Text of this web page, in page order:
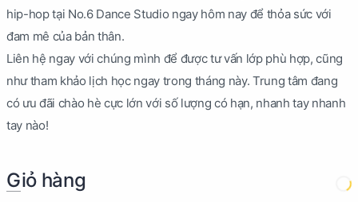
hip-hop tại No.6 Dance Studio ngay hôm nay để thỏa sức với
đam mê của bản thân.
Liên hệ ngay với chúng mình để được tư vấn lớp phù hợp, cũng
như tham khảo lịch học ngay trong tháng này. Trung tâm đang
có ưu đãi chào hè cực lớn với số lượng có hạn, nhanh tay nhanh
tay nào!
Giỏ hàng